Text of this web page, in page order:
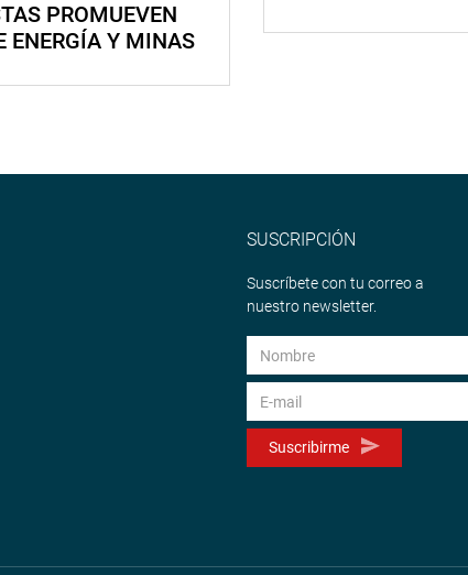
PROMUEVEN
ENERGÍA Y MINAS
SUSCRIPCIÓN
Suscríbete con tu correo a
nuestro newsletter.
Suscribirme